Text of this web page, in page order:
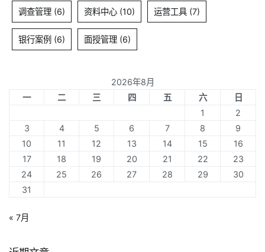
调查管理 (6) 资料中心 (10) 运营工具 (7)
银行案例 (6) 面授管理 (6)
2026年8月
一
二 三 四 五 六
日
1
2
3
4 5 6 7 8
9
10
11 12 13 14 15
16
17
18 19 20 21 22
23
24
25 26 27 28 29
30
31
« 7月